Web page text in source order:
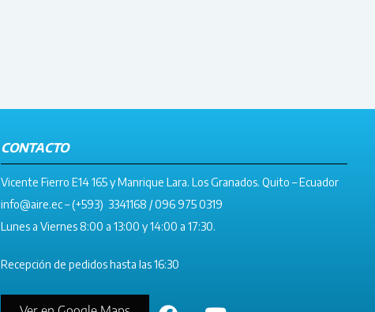
CONTACTO
Vicente Fierro E14 165 y Manrique Lara. Los Granados. Quito – Ecuador
info@aire.ec– (+593) 3341168 / 096 975 0319
Lunes a Viernes 8:00 a 13:00 y 14:00 a 17:30.
Recepción de pedidos hasta las 16:30